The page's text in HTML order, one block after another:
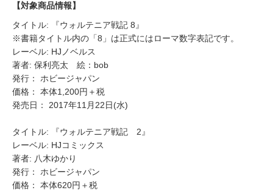
【対象商品情報】
タイトル: 『ウォルテニア戦記 8』
※書籍タイトル内の「8」は正式にはローマ数字表記です。
レーベル: HJノベルス
著者: 保利亮太 絵：bob
発行： ホビージャパン
価格： 本体1,200円＋税
発売日： 2017年11月22日(水)
タイトル: 『ウォルテニア戦記 2』
レーベル: HJコミックス
著者: 八木ゆかり
発行： ホビージャパン
価格： 本体620円＋税